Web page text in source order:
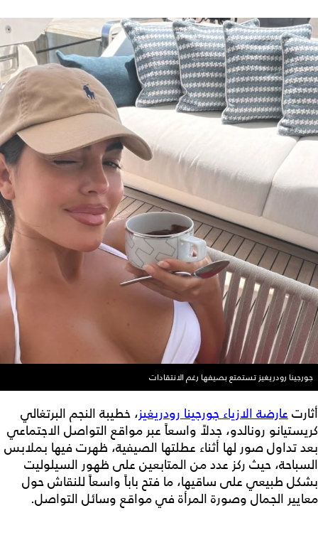
جورجينا رودريغيز تستمتع بصيفها رغم الانتقادات
أثارتعارضة الازياء جورجينا رودريغيز، خطيبة النجم البرتغالي
كريستيانو رونالدو، جدلاً واسعاً عبر مواقع التواصل الاجتماعي
بعد تداول صور لها أثناء عطلتها الصيفية، ظهرت فيها بملابس
السباحة، حيث ركز عدد من المتابعين على ظهور السيلوليت
بشكل طبيعي على ساقيها، ما فتح باباً واسعاً للنقاش حول
معايير الجمال وصورة المرأة في مواقع وسائل التواصل.